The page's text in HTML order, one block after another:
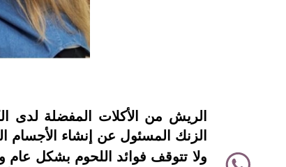
WhatsApp
instagramالريش من الأكلات المفضلة لدى
الزنك المسئول عن إنشاء الأجسام
ولا تتوقف فوائد اللحوم بشكل